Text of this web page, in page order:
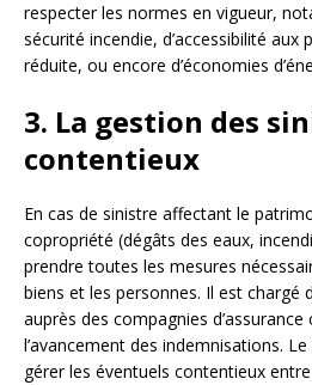
respecter les normes en vigueur,
sécurité incendie, d’accessibilité aux
réduite, ou encore d’économies
3. La gestion des
contentieux
En cas de sinistre affectant le
copropriété (dégâts des eaux,
prendre toutes les mesures
biens et les personnes. Il est chargé
auprès des compagnies
l’avancement des indemnisations.
gérer les éventuels contentieux